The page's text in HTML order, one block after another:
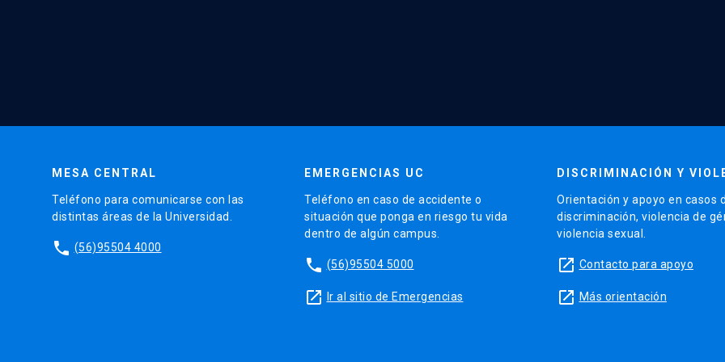
MESA CENTRAL
Teléfono para comunicarse con las
distintas áreas de la Universidad.
phone (56)95504 4000
EMERGENCIAS UC
Teléfono en caso de accidente o
situación que ponga en riesgo tu vida
dentro de algún campus.
phone (56)95504 5000
launch Ir al sitio de Emergencias
DISCRIMINACIÓN Y
Orientación y apoyo en casos
discriminación, violencia de
violencia sexual.
launch Contacto para apoyo
launch Más orientación